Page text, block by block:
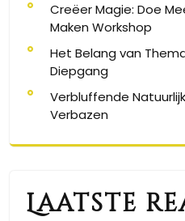
Creëer Magie: Doe
Maken Workshop
Het Belang van
Diepgang
Verbluffende
Verbazen
Laatste